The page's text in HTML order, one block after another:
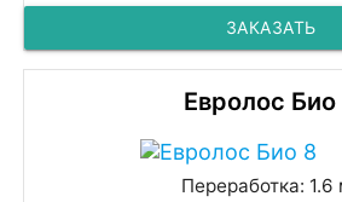
ЗАКАЗАТЬ
Евролос Био
Переработка: 1.6